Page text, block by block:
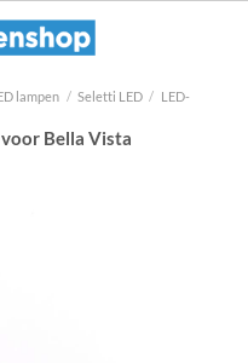
lampen / Seletti LED / LED-
Bella Vista